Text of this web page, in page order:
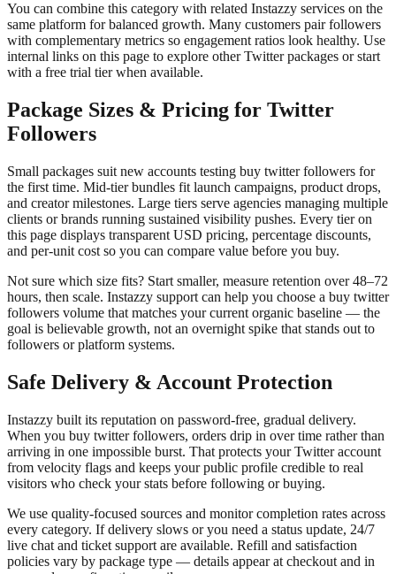
You can combine this category with related Instazzy services on the
same platform for balanced growth. Many customers pair followers
with complementary metrics so engagement ratios look healthy. Use
internal links on this page to explore other Twitter packages or start
with a free trial tier when available.
Package Sizes & Pricing for Twitter
Followers
Small packages suit new accounts testing buy twitter followers for
the first time. Mid-tier bundles fit launch campaigns, product drops,
and creator milestones. Large tiers serve agencies managing multiple
clients or brands running sustained visibility pushes. Every tier on
this page displays transparent USD pricing, percentage discounts,
and per-unit cost so you can compare value before you buy.
Not sure which size fits? Start smaller, measure retention over 48–72
hours, then scale. Instazzy support can help you choose a buy twitter
followers volume that matches your current organic baseline — the
goal is believable growth, not an overnight spike that stands out to
followers or platform systems.
Safe Delivery & Account Protection
Instazzy built its reputation on password-free, gradual delivery.
When you buy twitter followers, orders drip in over time rather than
arriving in one impossible burst. That protects your Twitter account
from velocity flags and keeps your public profile credible to real
visitors who check your stats before following or buying.
We use quality-focused sources and monitor completion rates across
every category. If delivery slows or you need a status update, 24/7
live chat and ticket support are available. Refill and satisfaction
policies vary by package type — details appear at checkout and in